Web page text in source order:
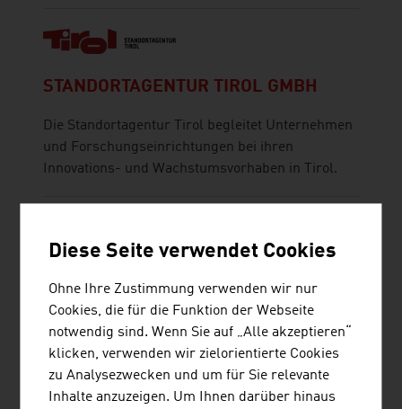
STANDORTAGENTUR TIROL GMBH
Die Standortagentur Tirol begleitet Unternehmen
und Forschungseinrichtungen bei ihren
Innovations- und Wachstumsvorhaben in Tirol.
WACKS MARTIN BORIS MAG.
Diese Seite verwendet Cookies
Ohne Ihre Zustimmung verwenden wir nur
Cookies, die für die Funktion der Webseite
notwendig sind. Wenn Sie auf „Alle akzeptieren“
klicken, verwenden wir zielorientierte Cookies
zu Analysezwecken und um für Sie relevante
Inhalte anzuzeigen. Um Ihnen darüber hinaus